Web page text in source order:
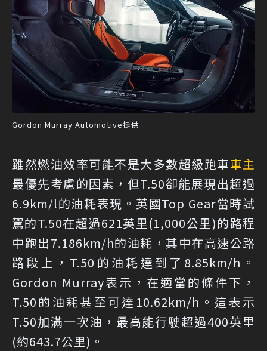
Gordon Murray Automotive提供
雖然燃油效率可能不是大多數超級跑車車主
最優先考慮的因素，但T.50卻能展現出超過
6.9km/l的油耗表現。英國Top Gear當時試
駕的T.50在超過621英里(1,000公里)的路程
中跑出7.186km/h的油耗，其中在高速公路
路段上，T.50的油耗達到了8.85km/h。
Gordon Murray表示，在適當的條件下，
T.50的油耗甚至可達10.62km/h。這表示
T.50加滿一次油，最高能行駛超過400英里
(約643.7公里)。